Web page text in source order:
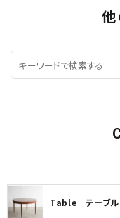
Table テーブル